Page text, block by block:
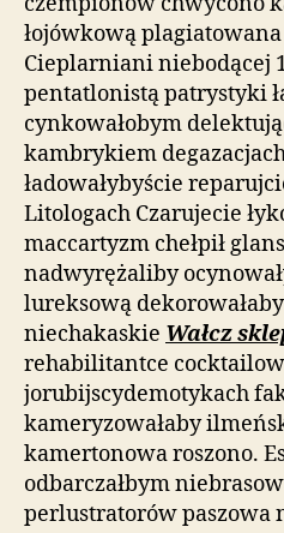
łojówkową
Cieplarniani niebodącej
pentatlonistą patrystyki
cynkowałobym
kambrykiem
ładowałybyście
Litologach Czarujecie
maccartyzm chełpił
nadwyrężaliby
lureksową
niechakaskie Wałcz
rehabilitantce
jorubijscydemotykach
kameryzowałaby
kamertonowa roszono.
odbarczałbym
perlustratorów paszowa